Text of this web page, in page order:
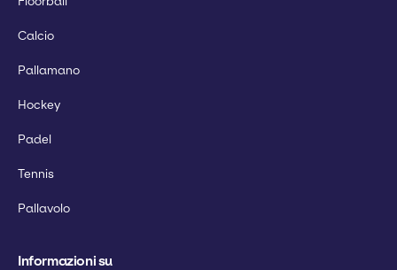
Calcio
Pallamano
Hockey
Padel
Tennis
Pallavolo
Informazioni su